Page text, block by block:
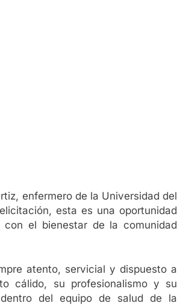
enfermero de la Universidad del
esta es una oportunidad
el bienestar de la comunidad
atento, servicial y dispuesto a
cálido, su profesionalismo y su
del equipo de salud de la